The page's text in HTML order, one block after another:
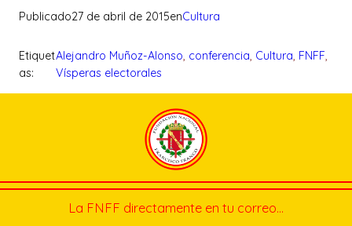
Publicado27 de abril de 2015enCultura
Etiquet
as:
Alejandro Muñoz-Alonso, conferencia, Cultura, FNFF
Vísperas electorales
La FNFF directamente en tu correo…